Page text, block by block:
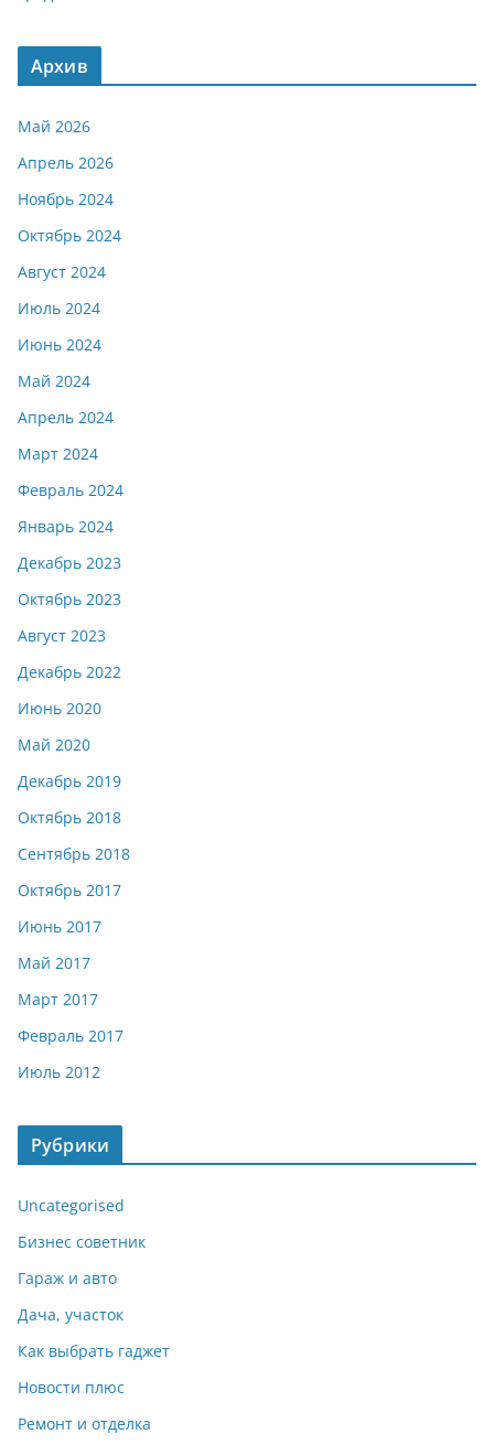
Архив
Май 2026
Апрель 2026
Ноябрь 2024
Октябрь 2024
Август 2024
Июль 2024
Июнь 2024
Май 2024
Апрель 2024
Март 2024
Февраль 2024
Январь 2024
Декабрь 2023
Октябрь 2023
Август 2023
Декабрь 2022
Июнь 2020
Май 2020
Декабрь 2019
Октябрь 2018
Сентябрь 2018
Октябрь 2017
Июнь 2017
Май 2017
Март 2017
Февраль 2017
Июль 2012
Рубрики
Uncategorised
Бизнес советник
Гараж и авто
Дача, участок
Как выбрать гаджет
Новости плюс
Ремонт и отделка